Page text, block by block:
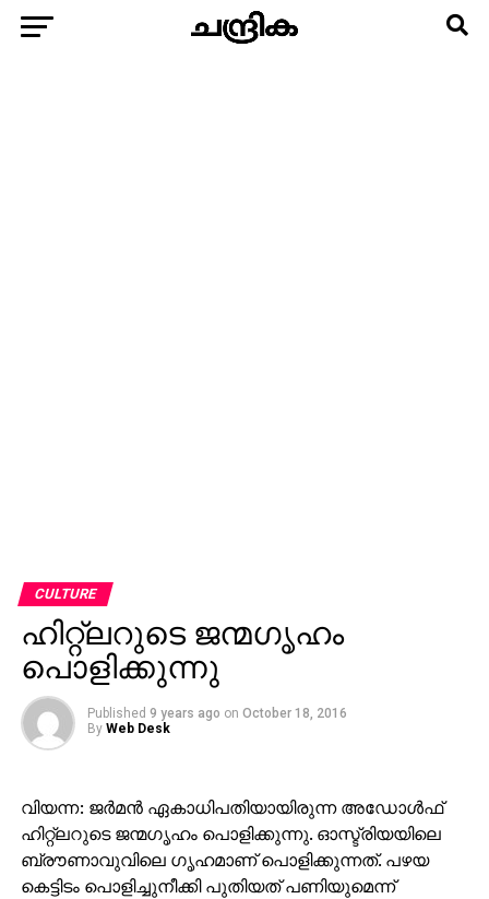
CULTURE
ഹിറ്റ്‌ലറുടെ ജന്മഗൃഹം
പൊളിക്കുന്നു
Published 9 years ago on October 18, 2016
By Web Desk
വിയന്ന: ജര്‍മന്‍ ഏകാധിപതിയായിരുന്ന അഡോള്‍ഫ്
ഹിറ്റ്‌ലറുടെ ജന്മഗൃഹം പൊളിക്കുന്നു. ഓസ്ട്രിയയിലെ
ബ്രൗണാവുവിലെ ഗൃഹമാണ് പൊളിക്കുന്നത്. പഴയ
കെട്ടിടം പൊളിച്ചുനീക്കി പുതിയത് പണിയുമെന്ന്